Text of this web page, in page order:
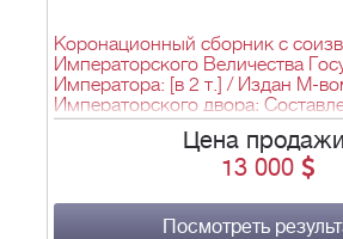
Коронационный сборник с
Императорского Величества
Императора: [в 2 т.] / Издан М-
Императорского двора;
Кривенко; Иллюстрирован Н.
Самокиш-Судковской и С.
приложением воспроизведений
Бенуа [и др.]; В сост. принимали
Оприц [и др.]. - СПб.: Экспедиция
Цена
13 000
Посмотреть